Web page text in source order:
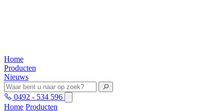
Home
Producten
Nieuws
0492 - 534 596
Home Producten